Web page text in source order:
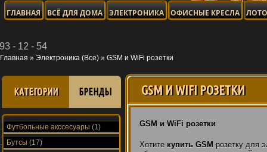
ГЛАВНАЯ ВСЁ ДЛЯ ДОМА ЭЛЕКТРОНИКА ОФИСНЫЕ КРЕСЛА
Главная » Электроника (Все) » GSM и WiFi розетки
КАТЕГОРИИ БРЕНДЫ
Футбольные акссесуары (1)
Бутсы (17)
GSM И WIFI РОЗЕТКИ
GSM и WiFi розетки
Хотите купить GSM розетку для